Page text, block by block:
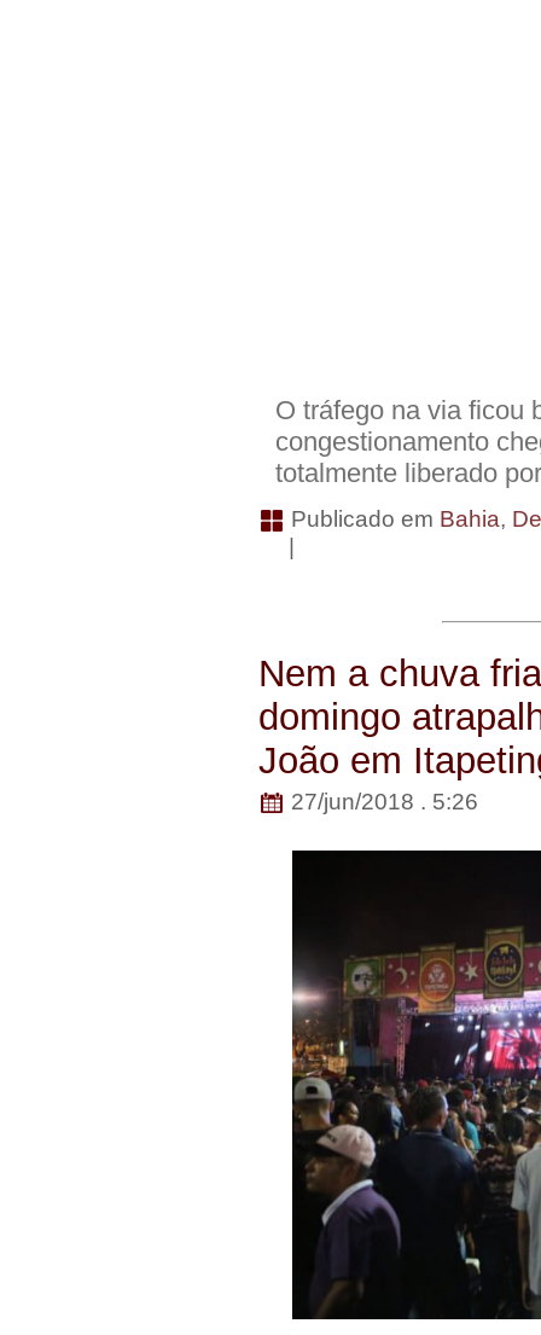
O tráfego na via ficou
congestionamento
totalmente liberado
Publicado em Bahia,
|
Nem a chuva
domingo
João em
27/jun/2018 . 5:26